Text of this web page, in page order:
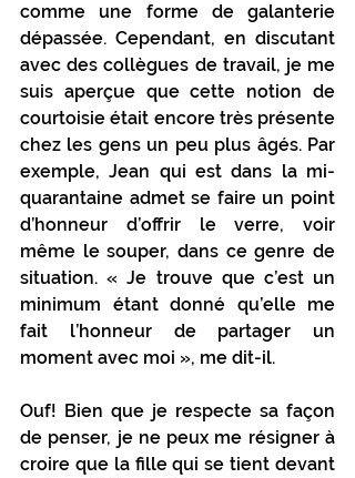
comme une forme de galanterie
dépassée. Cependant, en discutant
avec des collègues de travail, je me
suis aperçue que cette notion de
courtoisie était encore très présente
chez les gens un peu plus âgés. Par
exemple, Jean qui est dans la mi-
quarantaine admet se faire un point
d’honneur d’offrir le verre, voir
même le souper, dans ce genre de
situation. « Je trouve que c’est un
minimum étant donné qu’elle me
fait l’honneur de partager un
moment avec moi », me dit-il.
Ouf! Bien que je respecte sa façon
de penser, je ne peux me résigner à
croire que la fille qui se tient devant